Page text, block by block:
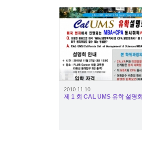
2157
2010.11.10
제 1 회 CAL UMS 유학 설명회